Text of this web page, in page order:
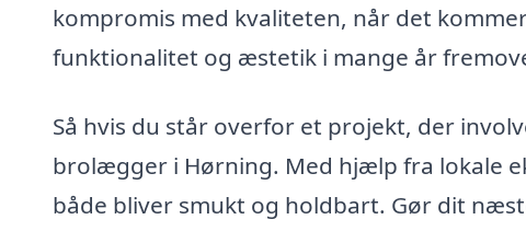
kompromis med kvaliteten, når det
funktionalitet og æstetik i mange år
Så hvis du står overfor et projekt, der
brolægger i Hørning. Med hjælp fra lokale
både bliver smukt og holdbart. Gør dit